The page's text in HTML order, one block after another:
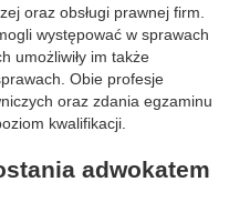
oraz obsługi prawnej firm.
występować w sprawach
umożliwiły im także
Obie profesje
oraz zdania egzaminu
kwalifikacji.
adwokatem